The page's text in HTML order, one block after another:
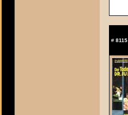
# 8115